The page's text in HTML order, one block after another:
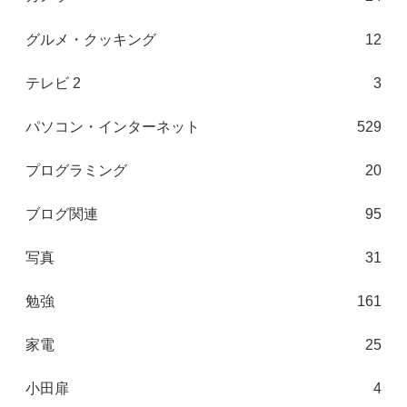
グルメ・クッキング 12
テレビ 2 3
パソコン・インターネット 529
プログラミング 20
ブログ関連 95
写真 31
勉強 161
家電 25
小田扉 4